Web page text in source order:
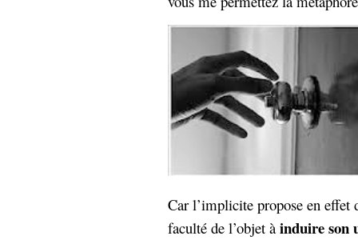
Car l’implicite propose en effet
faculté de l’objet à induire son